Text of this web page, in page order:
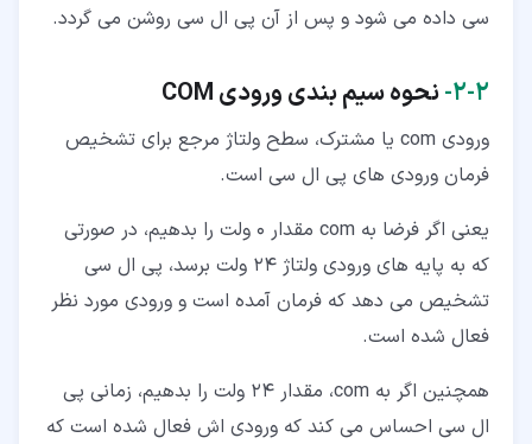
سی داده می شود و پس از آن پی ال سی روشن می گردد.
۲‏-‏۲‏- نحوه سیم بندی ورودی COM
ورودی com یا مشترک، سطح ولتاژ مرجع برای تشخیص
فرمان ورودی های پی ال سی است.
یعنی اگر فرضا به com مقدار 0 ولت را بدهیم، در صورتی
که به پایه های ورودی ولتاژ 24 ولت برسد، پی ال سی
تشخیص می دهد که فرمان آمده است و ورودی مورد نظر
فعال شده است.
همچنین اگر به com، مقدار 24 ولت را بدهیم، زمانی پی
ال سی احساس می کند که ورودی اش فعال شده است که